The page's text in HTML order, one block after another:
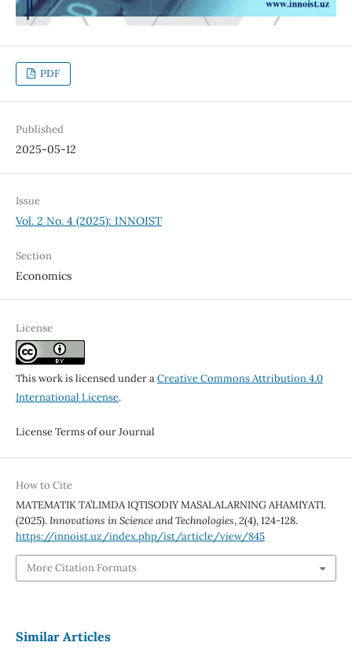
PDF
Published
2025-05-12
Issue
Vol. 2 No. 4 (2025): INNOIST
Section
Economics
License
This work is licensed under aCreative Commons Attribution 4.0
International License.
License Terms of our Journal
How to Cite
MATEMATIK TA’LIMDA IQTISODIY MASALALARNING AHAMIYATI.
(2025).Innovations in Science and Technologies,2(4), 124-128.
https://innoist.uz/index.php/ist/article/view/845
More Citation Formats
Similar Articles